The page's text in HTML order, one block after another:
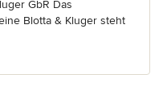
GbR Das
Blotta & Kluger steht